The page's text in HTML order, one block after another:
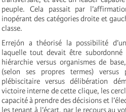
peuple. Cela passait par
inopérant des catégories droite et
classe.
Errejón a théorisé la possibilité
laquelle tout devait être
hiérarchie versus organismes de
(selon ses propres termes)
plébiscitaire versus délibération
victoire interne de cette clique, les
capacité à prendre des décisions et
les tenant à l’écart, par le recours au